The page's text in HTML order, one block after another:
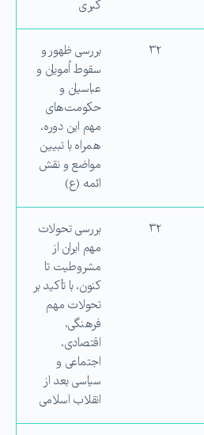
كبری
۳۲
بررسی ظهور و
سقوط اُمویان و
عباسیان و
حكومت‌های
مهم این دوره،
همراه با تبیین
مواضع و نقش
ائمه (ع)
۳۲
بررسی تحولات
مهم ایران از
مشروطیت تا
كنون، با تأكید بر
تحولات مهم
فرهنگی،
اقتصادی،
اجتماعی و
سیاسی بعد از
انقلاب اسلامی